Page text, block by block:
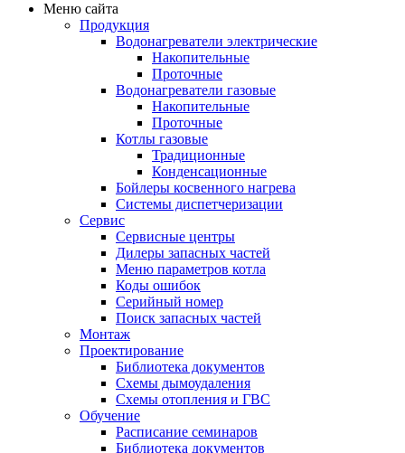
Меню сайта
Продукция
Водонагреватели электрические
Накопительные
Проточные
Водонагреватели газовые
Накопительные
Проточные
Котлы газовые
Традиционные
Конденсационные
Бойлеры косвенного нагрева
Системы диспетчеризации
Сервис
Сервисные центры
Дилеры запасных частей
Меню параметров котла
Коды ошибок
Серийный номер
Поиск запасных частей
Монтаж
Проектирование
Библиотека документов
Схемы дымоудаления
Схемы отопления и ГВС
Обучение
Расписание семинаров
Библиотека документов